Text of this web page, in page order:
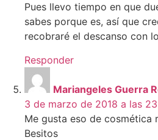
Pues llevo tiempo en que
sabes porque es, así que
recobraré el descanso con
Responder
Mariangeles Guerra
3 de marzo de 2018 a las
Me gusta eso de cosmética
Besitos